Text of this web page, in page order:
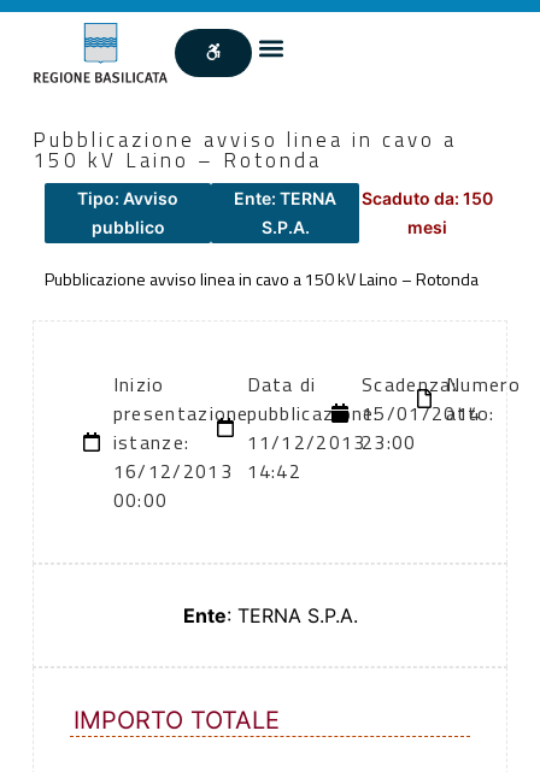
Pubblicazione avviso linea in cavo a
150 kV Laino – Rotonda
Tipo: Avviso
pubblico
Ente: TERNA
S.P.A.
Scaduto da: 150
mesi
Pubblicazione avviso linea in cavo a 150 kV Laino – Rotonda
Inizio
presentazione
istanze:
16/12/2013
00:00
Data di
pubblicazione:
11/12/2013
14:42
Scadenza:
15/01/2014
23:00
Numero
atto:
Ente: TERNA S.P.A.
IMPORTO TOTALE